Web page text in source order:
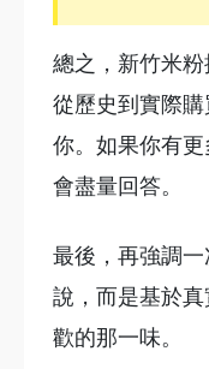
總之，新竹米粉
從歷史到實際
你。如果你有
會盡量回答。
最後，再強調
說，而是基於
歡的那一味。